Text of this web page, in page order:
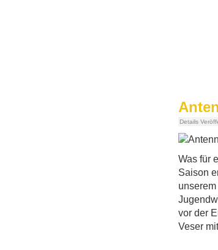
Details
Was für
Saison
vor der
Veser